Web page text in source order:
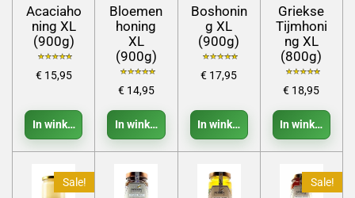
Acaciaho
ning XL
(900g)
€ 15,95
In winkelwagen
Bloemen
honing
XL
(900g)
€ 14,95
In winkelwagen
Boshonin
g XL
(900g)
€ 17,95
In winkelwagen
Griekse
Tijmhoni
ng XL
(800g)
€ 18,95
In
Sale! Sale!